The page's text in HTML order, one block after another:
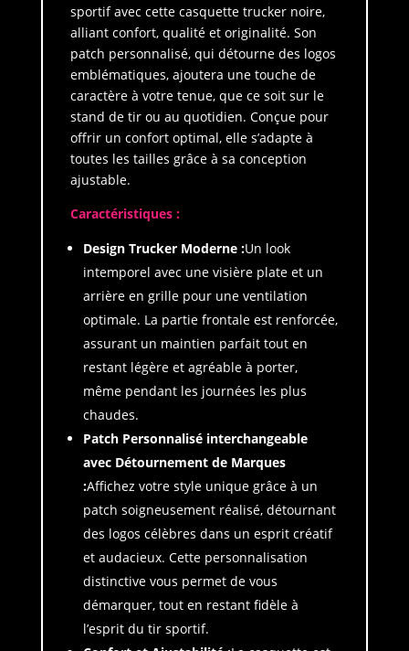
sportif avec cette casquette trucker noire,
alliant confort, qualité et originalité. Son
patch personnalisé, qui détourne des logos
emblématiques, ajoutera une touche de
caractère à votre tenue, que ce soit sur le
stand de tir ou au quotidien. Conçue pour
offrir un confort optimal, elle s’adapte à
toutes les tailles grâce à sa conception
ajustable.
Caractéristiques :
Design Trucker Moderne :Un look
intemporel avec une visière plate et un
arrière en grille pour une ventilation
optimale. La partie frontale est renforcée,
assurant un maintien parfait tout en
restant légère et agréable à porter,
même pendant les journées les plus
chaudes.
Patch Personnalisé interchangeable
avec Détournement de Marques
:Affichez votre style unique grâce à un
patch soigneusement réalisé, détournant
des logos célèbres dans un esprit créatif
et audacieux. Cette personnalisation
distinctive vous permet de vous
démarquer, tout en restant fidèle à
l’esprit du tir sportif.